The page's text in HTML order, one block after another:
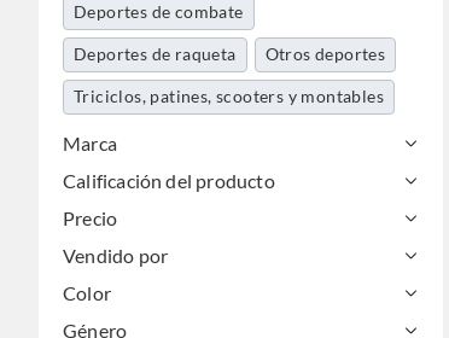
Deportes de combate
Deportes de raqueta Otros deportes
Triciclos, patines, scooters y montables
Skate y scooter
Electromovilidad Deportes de nieve
Marca
Calificación del producto
Precio
Vendido por
Color
Género